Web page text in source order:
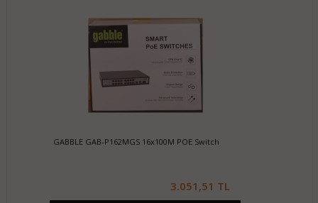
GABBLE GAB-P162MGS 16x100M POE Switch
3.051,51 TL